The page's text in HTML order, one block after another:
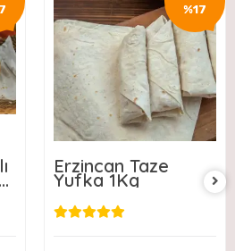
%17
Erzincan Taze
Yufka 1Kg